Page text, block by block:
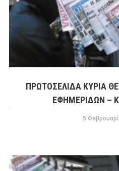
ΠΡΩΤΟΣΕΛΙΔΑ ΚΥΡΙΑ
ΕΦΗΜΕΡΙΔΩΝ –
5